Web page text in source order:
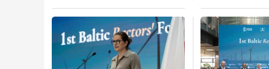
Pokaż szczegóły pliku